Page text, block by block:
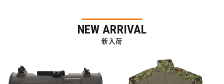
NEW ARRIVAL
新入荷